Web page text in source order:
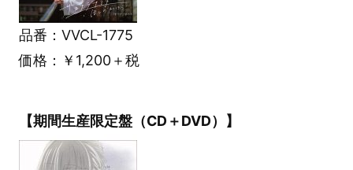
品番：VVCL-1775
価格：￥1,200＋税
【期間生産限定盤（CD＋DVD）】